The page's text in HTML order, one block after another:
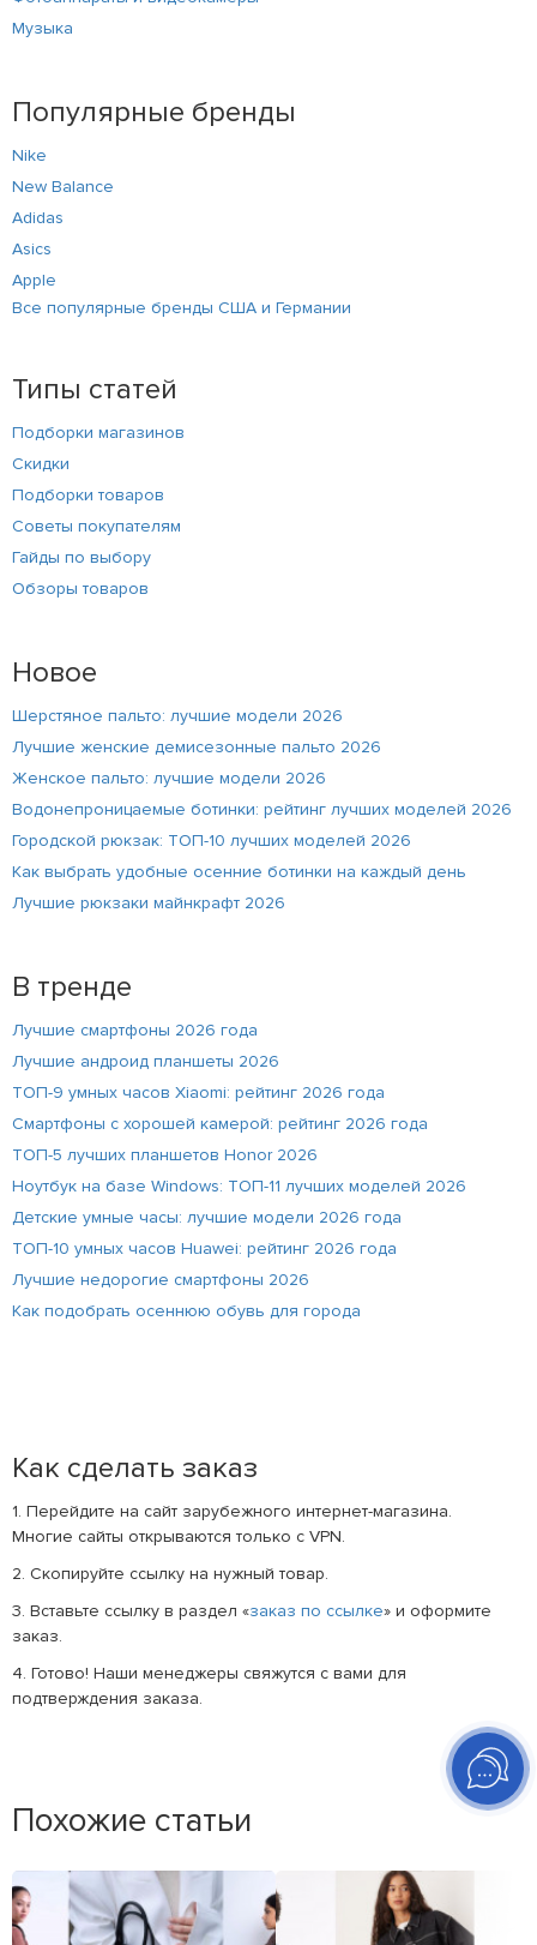
Музыка
Популярные бренды
Nike
New Balance
Adidas
Asics
Apple
Все популярные бренды США и Германии
Типы статей
Подборки магазинов
Скидки
Подборки товаров
Советы покупателям
Гайды по выбору
Обзоры товаров
Новое
Шерстяное пальто: лучшие модели 2026
Лучшие женские демисезонные пальто 2026
Женское пальто: лучшие модели 2026
Водонепроницаемые ботинки: рейтинг лучших моделей 2026
Городской рюкзак: ТОП-10 лучших моделей 2026
Как выбрать удобные осенние ботинки на каждый день
Лучшие рюкзаки майнкрафт 2026
В тренде
Лучшие смартфоны 2026 года
Лучшие андроид планшеты 2026
ТОП-9 умных часов Xiaomi: рейтинг 2026 года
Смартфоны с хорошей камерой: рейтинг 2026 года
ТОП-5 лучших планшетов Honor 2026
Ноутбук на базе Windows: ТОП-11 лучших моделей 2026
Детские умные часы: лучшие модели 2026 года
ТОП-10 умных часов Huawei: рейтинг 2026 года
Лучшие недорогие смартфоны 2026
Как подобрать осеннюю обувь для города
Как сделать заказ
1. Перейдите на сайт зарубежного интернет-магазина.
Многие сайты открываются только с VPN.
2. Скопируйте ссылку на нужный товар.
3. Вставьте ссылку в раздел «заказ по ссылке» и оформите
заказ.
4. Готово! Наши менеджеры свяжутся с вами для
подтверждения заказа.
Похожие статьи